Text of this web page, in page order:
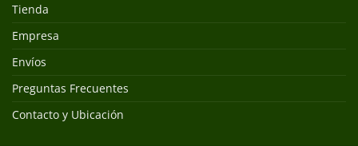
Tienda
Empresa
Envíos
Preguntas Frecuentes
Contacto y Ubicación